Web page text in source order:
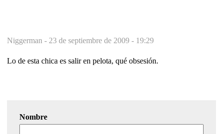
Niggerman - 23 de septiembre de 2009 - 19:29
Lo de esta chica es salir en pelota, qué obsesión.
Nombre